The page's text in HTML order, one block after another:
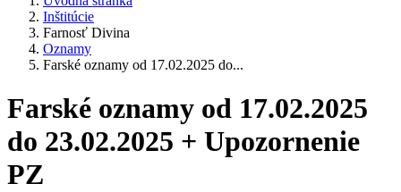
Inštitúcie
Farnosť Divina
Oznamy
Farské oznamy od 17.02.2025 do...
Farské oznamy od 17.02.2025
do 23.02.2025 + Upozornenie
PZ